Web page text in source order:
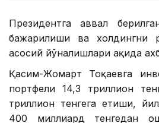
Президентга аввал
бажарилиши ва холдингни
асосий йўналишлари ҳақида
Қасим-Жомарт Тоқаевга
портфели 14,3 триллион
триллион тенгега етиши,
400 миллиард тенгедан